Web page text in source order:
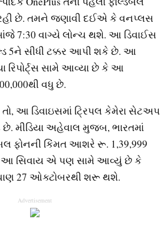
છે. તમને જણાવી દઈએ કે વનપ્લસ
7:30 વાગ્યે લોન્ચ થશે. આ ડિવાઈસ
5ને સીધી ટક્કર આપી શકે છે. આ
રિપોર્ટ્સ સામે આવ્યા છે કે આ
વધુ છે.
તો, આ ડિવાઇસમાં ટ્રિપલ કેમેરા સેટઅપ
મીડિયા અહેવાલ મુજબ, ભારતમાં
ફોનની કિંમત આશરે રૂ. 1,39,999
આ સિવાય એ પણ સામે આવ્યું છે કે
27 ઓક્ટોબરથી શરૂ થશે.
Advertisement